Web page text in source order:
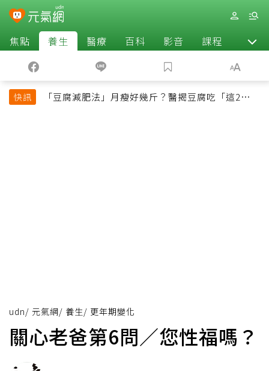
焦點 養生 醫療 百科 影音 課程 退休
快訊
「豆腐減肥法」月瘦好幾斤？醫揭豆腐吃「這2種最
udn/ 元氣網/ 養生/ 更年期變化
關心老爸第6問／您性福嗎？